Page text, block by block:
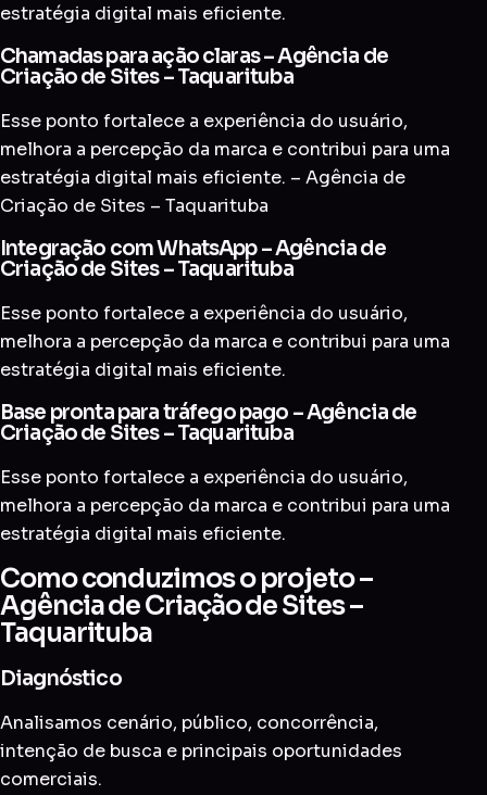
estratégia digital mais eficiente.
Chamadas para ação claras – Agência de
Criação de Sites – Taquarituba
Esse ponto fortalece a experiência do usuário,
melhora a percepção da marca e contribui para uma
estratégia digital mais eficiente. – Agência de
Criação de Sites – Taquarituba
Integração com WhatsApp – Agência de
Criação de Sites – Taquarituba
Esse ponto fortalece a experiência do usuário,
melhora a percepção da marca e contribui para uma
estratégia digital mais eficiente.
Base pronta para tráfego pago – Agência de
Criação de Sites – Taquarituba
Esse ponto fortalece a experiência do usuário,
melhora a percepção da marca e contribui para uma
estratégia digital mais eficiente.
Como conduzimos o projeto –
Agência de Criação de Sites –
Taquarituba
Diagnóstico
Analisamos cenário, público, concorrência,
intenção de busca e principais oportunidades
comerciais.